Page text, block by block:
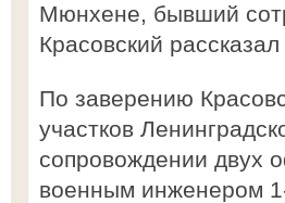
Мюнхене, бывший
Красовский
По заверению
участков
сопровождении двух
военным инженером